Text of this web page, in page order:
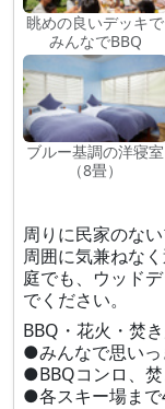
眺めの良いデッキで
みんなでBBQ
ブルー基調の洋寝室
（8畳）
周りに民家のな
周囲に気兼ねなく
庭でも、ウッド
でください。
BBQ・花火・焚
●みんなで思いっ
●BBQコンロ、焚
●各スキー場ま